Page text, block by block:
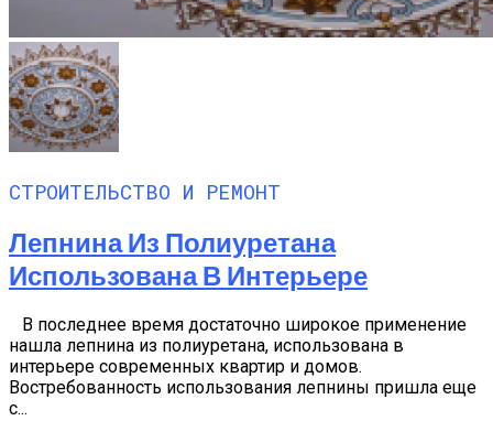
СТРОИТЕЛЬСТВО И РЕМОНТ
Лепнина Из Полиуретана
Использована В Интерьере
В последнее время достаточно широкое применение
нашла лепнина из полиуретана, использована в
интерьере современных квартир и домов.
Востребованность использования лепнины пришла еще
с...